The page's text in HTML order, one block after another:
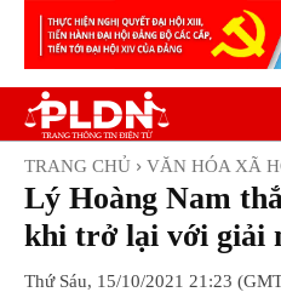
TRANG CHỦ VĂN HÓA XÃ
Lý Hoàng Nam
khi trở lại với giải
Thứ Sáu, 15/10/2021 21:23